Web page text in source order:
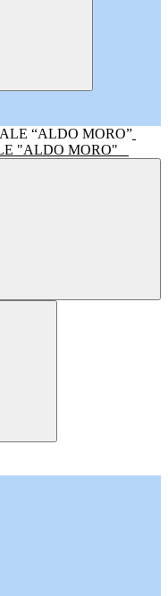
"ALDO MORO"